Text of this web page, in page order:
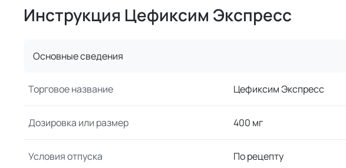
Инструкция Цефиксим Экспресс
Основные сведения
Торговое название Цефиксим Экспресс
Дозировка или размер 400 мг
Условия отпуска По рецепту